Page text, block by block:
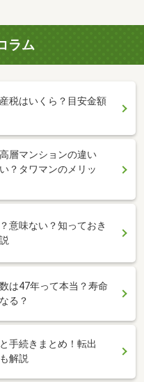
ラム
税はいくら？目安金額
層マンションの違い
？タワマンのメリッ
意味ない？知っておき
は47年って本当？寿命
る？
手続きまとめ！転出
解説